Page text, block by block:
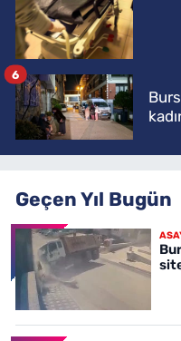
6
Geçen Yıl Bugün